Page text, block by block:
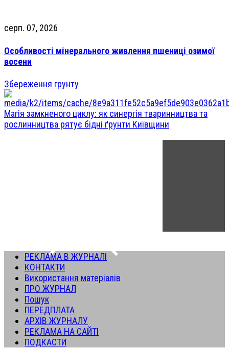
серп. 07, 2026
Особливості мінерального живлення пшениці озимої
восени
Збереження грунту
Магія замкненого циклу: як синергія тваринництва та
рослинництва рятує бідні ґрунти Київщини
РЕКЛАМА В ЖУРНАЛІ
КОНТАКТИ
Використання матеріалів
ПРО ЖУРНАЛ
Пошук
ПЕРЕДПЛАТА
АРХІВ ЖУРНАЛУ
РЕКЛАМА НА САЙТІ
ПОДКАСТИ